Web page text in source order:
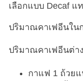
เลือกแบบ Decaf แ
ปริมาณคาเฟอีนใน
ปริมาณคาเฟอีนต่า
กาแฟ 1 ถ้วย